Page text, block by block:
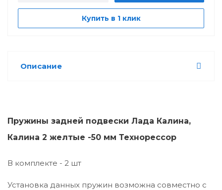
Купить в 1 клик
Описание
Пружины задней подвески Лада Калина,
Калина 2 желтые -50 мм Технорессор
В комплекте - 2 шт
Установка данных пружин возможна совместно с